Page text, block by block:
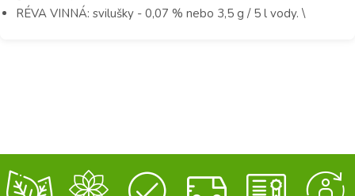
RÉVA VINNÁ: svilušky - 0,07 % nebo 3,5 g / 5 l vody. \